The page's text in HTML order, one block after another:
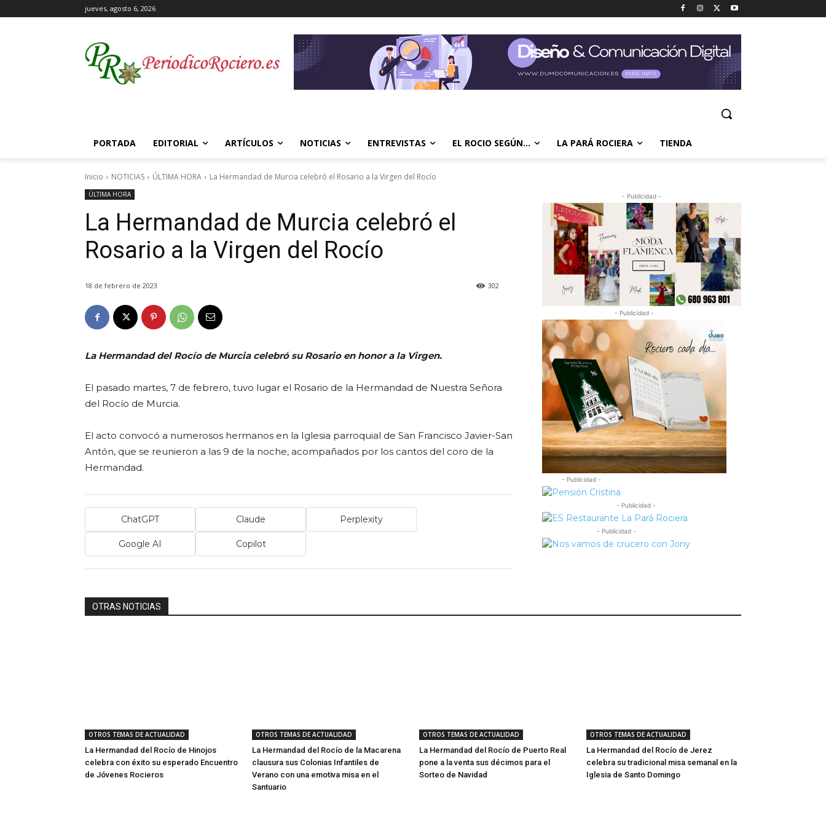
jueves, agosto 6, 2026
PORTADA EDITORIAL ARTÍCULOS NOTICIAS ENTREVISTAS EL ROCIO SEGÚN… LA PARÁ ROCIERA TIENDA
Inicio NOTICIAS ÚLTIMA HORA La Hermandad de Murcia celebró el Rosario a la Virgen del Rocío
ÚLTIMA HORA
La Hermandad de Murcia celebró el
Rosario a la Virgen del Rocío
18 de febrero de 2023 302
La Hermandad del Rocío de Murcia celebró su Rosario en honor a la Virgen.
El pasado martes, 7 de febrero, tuvo lugar el Rosario de la Hermandad de Nuestra Señora
del Rocío de Murcia.
El acto convocó a numerosos hermanos en la Iglesia parroquial de San Francisco Javier-San
Antón, que se reunieron a las 9 de la noche, acompañados por los cantos del coro de la
Hermandad.
ChatGPT Claude Perplexity
Google AI Copilot
- Publicidad -
- Publicidad -
- Publicidad -
- Publicidad -
- Publicidad -
OTRAS NOTICIAS
OTROS TEMAS DE ACTUALIDAD
La Hermandad del Rocío de Hinojos
celebra con éxito su esperado Encuentro
de Jóvenes Rocieros
OTROS TEMAS DE ACTUALIDAD
La Hermandad del Rocío de la Macarena
clausura sus Colonias Infantiles de
Verano con una emotiva misa en el
Santuario
OTROS TEMAS DE ACTUALIDAD
La Hermandad del Rocío de Puerto Real
pone a la venta sus décimos para el
Sorteo de Navidad
OTROS TEMAS DE ACTUALIDAD
La Hermandad del Rocío de Jerez
celebra su tradicional misa semanal en la
Iglesia de Santo Domingo